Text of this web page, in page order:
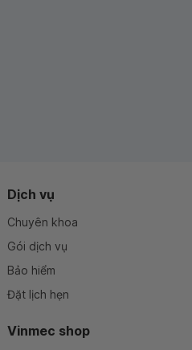
Dịch vụ
Chuyên khoa
Gói dịch vụ
Bảo hiểm
Đặt lịch hẹn
Vinmec shop